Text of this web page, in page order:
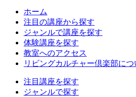
ホーム
注目の講座から探す
ジャンルで講座を探す
体験講座を探す
教室へのアクセス
リビングカルチャー倶楽部につ
注目講座を探す
ジャンルで探す